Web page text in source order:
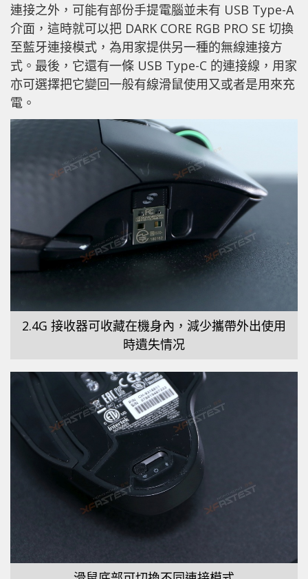
連接之外，可能有部份手提電腦並未有 USB Type-A
介面，這時就可以把 DARK CORE RGB PRO SE 切換
至藍牙連接模式，為用家提供另一種的無線連接方
式。最後，它還有一條 USB Type-C 的連接線，用家
亦可選擇把它變回一般有線滑鼠使用又或者是用來充
電。
2.4G 接收器可收藏在機身內，減少攜帶外出使用
時遺失情况